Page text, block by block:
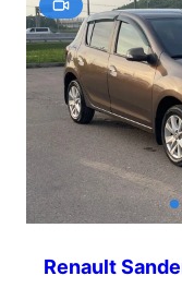
Renault